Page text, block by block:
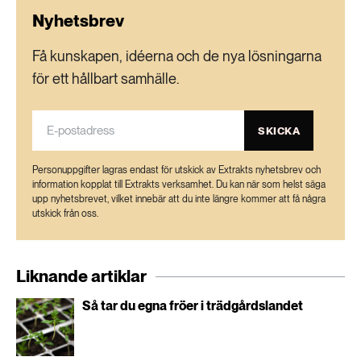
Lök
Pumpa och vintersquash
Spenat och mangold
Ärter
Källa:”Fröberedd – bättre beredskap för
Nyhetsbrev
Få kunskapen, idéerna och de nya lösningarna
för ett hållbart samhälle.
SKICKA
Personuppgifter lagras endast för utskick av Extrakts nyhetsbrev och
information kopplat till Extrakts verksamhet. Du kan när som helst säga
upp nyhetsbrevet, vilket innebär att du inte längre kommer att få några
utskick från oss.
Liknande artiklar
Så tar du egna fröer i trädgårdslandet